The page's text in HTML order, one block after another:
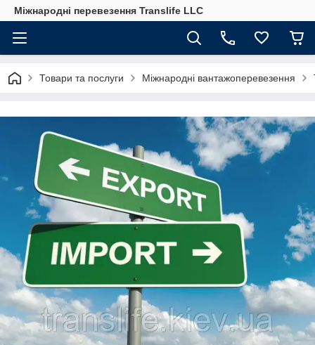
Міжнародні перевезення Translife LLC
Товари та послуги Міжнародні вантажоперевезення